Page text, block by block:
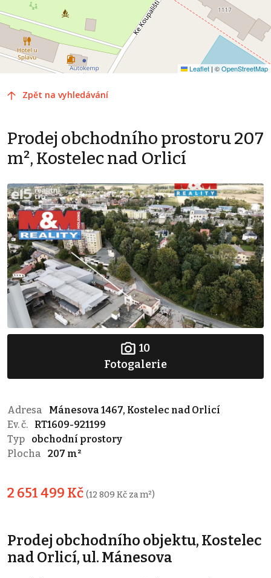
Leaflet | ©OpenStreetMap
Zpět na vyhledávání
Prodej obchodního prostoru 207
m², Kostelec nad Orlicí
10
Fotogalerie
Adresa
Mánesova 1467, Kostelec nad Orlicí
Ev. č.
RT1609-921199
Typ
obchodní prostory
Plocha
207 m²
2 651 499 Kč (12 809 Kč za m²)
Prodej obchodního objektu, Kostelec
nad Orlicí, ul. Mánesova